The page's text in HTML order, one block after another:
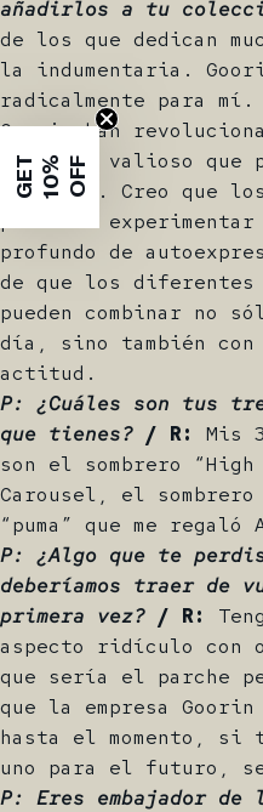
añadirlos a tu
de los que dedican
la indumentaria.
radicalmente para mí.
Goorin han
sobre lo valioso que
adecuado. Creo que
permiten
profundo de
de que los diferentes
pueden combinar no
día, sino también con
actitud.
P: ¿Cuáles son tus
que tienes? / R:
Mis
son el sombrero
Carousel, el
“puma” que me regaló
P: ¿Algo que te
deberíamos traer de
primera vez? / R:
aspecto ridículo con
que sería el parche
que la empresa
hasta el momento, si
uno para el futuro,
P: Eres embajador de
G
E
T
1
0
%
O
F F